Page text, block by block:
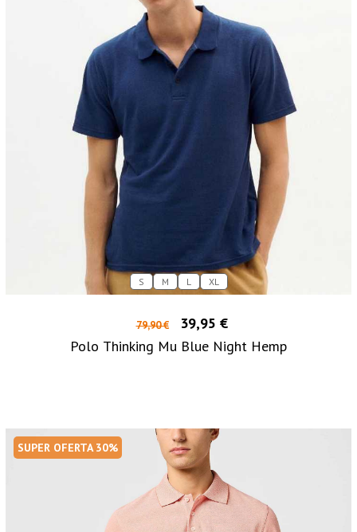
S M L XL
79,90 €
39,95 €
Polo Thinking Mu Blue Night Hemp
SUPER OFERTA 30%